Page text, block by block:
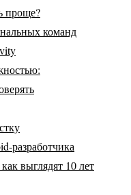
проще?
команд
разработчика
выглядят 10 лет